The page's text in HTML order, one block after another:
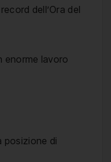
dell’Ora del
enorme lavoro
posizione di